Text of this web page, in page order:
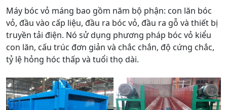
Máy bóc vỏ máng bao gồm năm bộ phận: con lăn bóc
vỏ, đầu vào cấp liệu, đầu ra bóc vỏ, đầu ra gỗ và thiết bị
truyền tải điện. Nó sử dụng phương pháp bóc vỏ kiểu
con lăn, cấu trúc đơn giản và chắc chắn, độ cứng chắc,
tỷ lệ hỏng hóc thấp và tuổi thọ dài.